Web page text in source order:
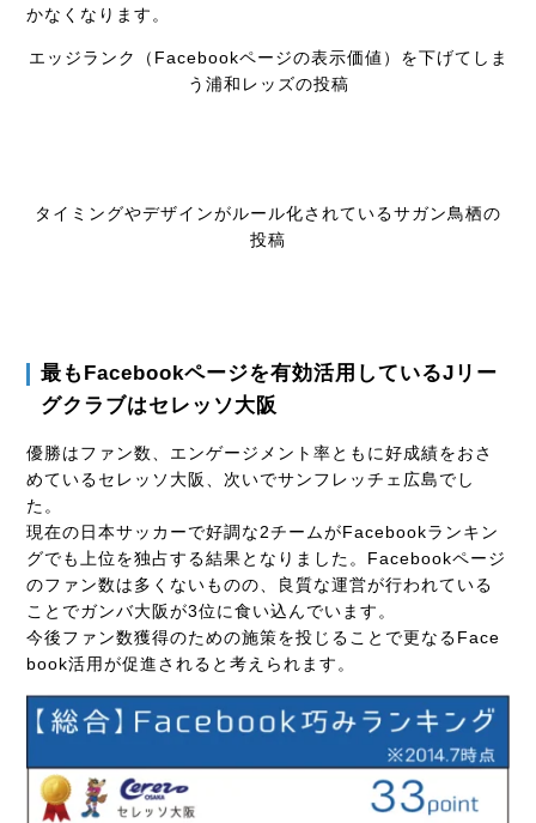
かなくなります。
エッジランク（Facebookページの表示価値）を下げてしま
う浦和レッズの投稿
タイミングやデザインがルール化されているサガン鳥栖の
投稿
最もFacebookページを有効活用しているJリー
グクラブはセレッソ大阪
優勝はファン数、エンゲージメント率ともに好成績をおさ
めているセレッソ大阪、次いでサンフレッチェ広島でし
た。
現在の日本サッカーで好調な2チームがFacebookランキン
グでも上位を独占する結果となりました。 Facebookページ
のファン数は多くないものの、良質な運営が行われている
ことでガンバ大阪が3位に食い込んでいます。
今後ファン数獲得のための施策を投じることで更なるFace
book活用が促進されると考えられます。